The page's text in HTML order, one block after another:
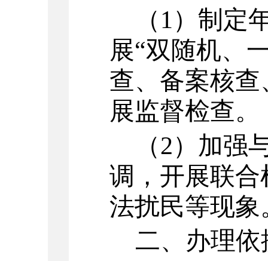
（1） 制定
展“双随机、
查、备案核
展监督检查。
（2） 加强
调，开展联
法扰民等现象
二、办理依